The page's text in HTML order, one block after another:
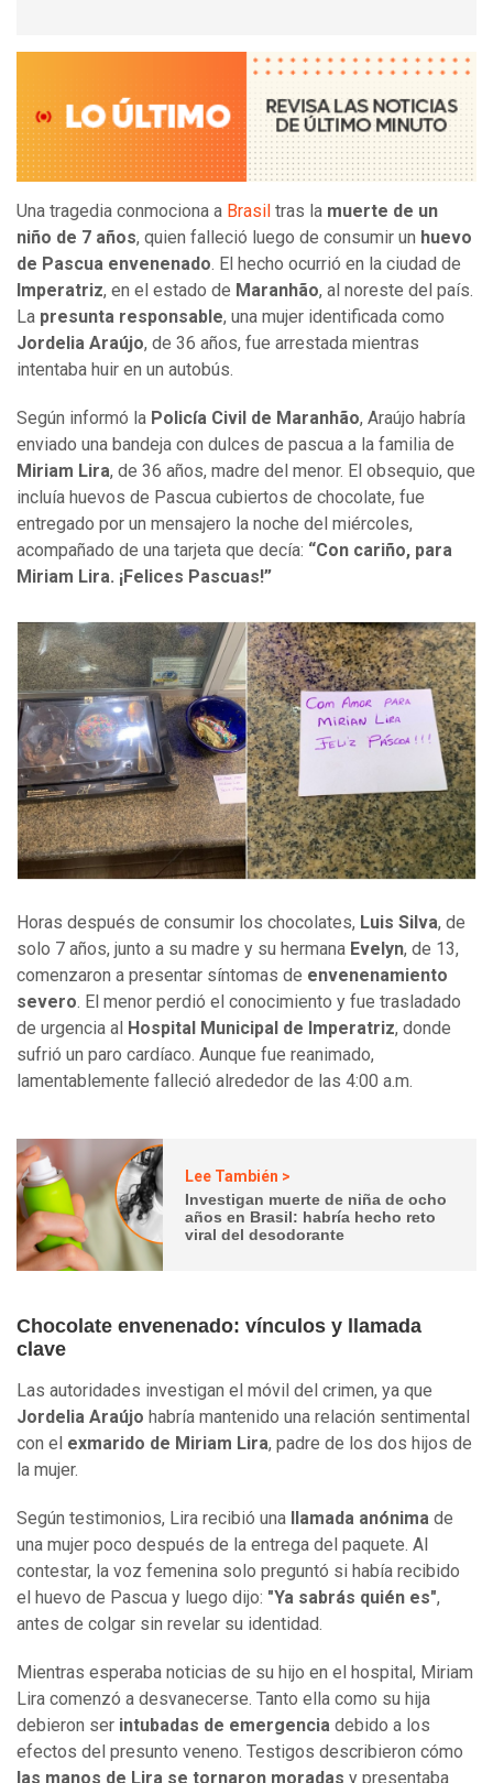
Una tragedia conmociona a Brasil tras la muerte de un
niño de 7 años, quien falleció luego de consumir un huevo
de Pascua envenenado. El hecho ocurrió en la ciudad de
Imperatriz, en el estado de Maranhão, al noreste del país.
La presunta responsable, una mujer identificada como
Jordelia Araújo, de 36 años, fue arrestada mientras
intentaba huir en un autobús.
Según informó la Policía Civil de Maranhão, Araújo habría
enviado una bandeja con dulces de pascua a la familia de
Miriam Lira, de 36 años, madre del menor. El obsequio, que
incluía huevos de Pascua cubiertos de chocolate, fue
entregado por un mensajero la noche del miércoles,
acompañado de una tarjeta que decía: “Con cariño, para
Miriam Lira. ¡Felices Pascuas!”
Horas después de consumir los chocolates, Luis Silva, de
solo 7 años, junto a su madre y su hermana Evelyn, de 13,
comenzaron a presentar síntomas de envenenamiento
severo. El menor perdió el conocimiento y fue trasladado
de urgencia al Hospital Municipal de Imperatriz, donde
sufrió un paro cardíaco. Aunque fue reanimado,
lamentablemente falleció alrededor de las 4:00 a.m.
Lee También >
Investigan muerte de niña de ocho
años en Brasil: habría hecho reto
viral del desodorante
Chocolate envenenado: vínculos y llamada
clave
Las autoridades investigan el móvil del crimen, ya que
Jordelia Araújo habría mantenido una relación sentimental
con el exmarido de Miriam Lira, padre de los dos hijos de
la mujer.
Según testimonios, Lira recibió una llamada anónima de
una mujer poco después de la entrega del paquete. Al
contestar, la voz femenina solo preguntó si había recibido
el huevo de Pascua y luego dijo: "Ya sabrás quién es",
antes de colgar sin revelar su identidad.
Mientras esperaba noticias de su hijo en el hospital, Miriam
Lira comenzó a desvanecerse. Tanto ella como su hija
debieron ser intubadas de emergencia debido a los
efectos del presunto veneno. Testigos describieron cómo
las manos de Lira se tornaron moradas y presentaba